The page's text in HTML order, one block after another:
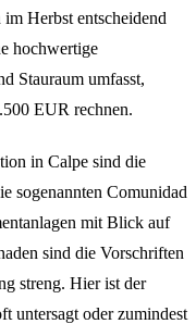
Herbst entscheidend
hochwertige
Stauraum umfasst,
EUR rechnen.
in Calpe sind die
sogenannten Comunidad
mit Blick auf
sind die Vorschriften
streng. Hier ist der
untersagt oder zumindest